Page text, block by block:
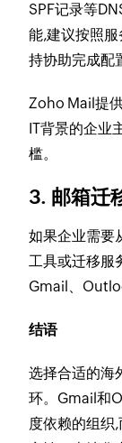
SPF记录等
能,建议按照
持协助完成配
Zoho Mail提
IT背景的企业
槛。
3. 邮箱迁
如果企业需要
工具或迁移服
Gmail、
结语
选择合适的海
环。Gmail和
度依赖的组织